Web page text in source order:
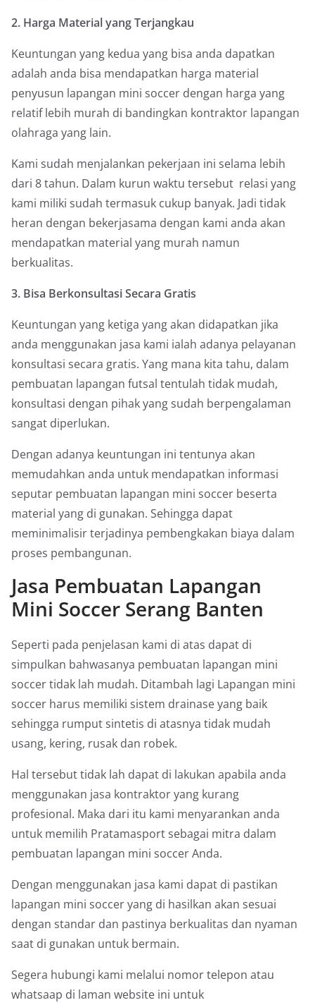
2. Harga Material yang Terjangkau
Keuntungan yang kedua yang bisa anda dapatkan
adalah anda bisa mendapatkan harga material
penyusun lapangan mini soccer dengan harga yang
relatif lebih murah di bandingkan kontraktor lapangan
olahraga yang lain.
Kami sudah menjalankan pekerjaan ini selama lebih
dari 8 tahun. Dalam kurun waktu tersebut relasi yang
kami miliki sudah termasuk cukup banyak. Jadi tidak
heran dengan bekerjasama dengan kami anda akan
mendapatkan material yang murah namun
berkualitas.
3. Bisa Berkonsultasi Secara Gratis
Keuntungan yang ketiga yang akan didapatkan jika
anda menggunakan jasa kami ialah adanya pelayanan
konsultasi secara gratis. Yang mana kita tahu, dalam
pembuatan lapangan futsal tentulah tidak mudah,
konsultasi dengan pihak yang sudah berpengalaman
sangat diperlukan.
Dengan adanya keuntungan ini tentunya akan
memudahkan anda untuk mendapatkan informasi
seputar pembuatan lapangan mini soccer beserta
material yang di gunakan. Sehingga dapat
meminimalisir terjadinya pembengkakan biaya dalam
proses pembangunan.
Jasa Pembuatan Lapangan
Mini Soccer Serang Banten
Seperti pada penjelasan kami di atas dapat di
simpulkan bahwasanya pembuatan lapangan mini
soccer tidak lah mudah. Ditambah lagi Lapangan mini
soccer harus memiliki sistem drainase yang baik
sehingga rumput sintetis di atasnya tidak mudah
usang, kering, rusak dan robek.
Hal tersebut tidak lah dapat di lakukan apabila anda
menggunakan jasa kontraktor yang kurang
profesional. Maka dari itu kami menyarankan anda
untuk memilih Pratamasport sebagai mitra dalam
pembuatan lapangan mini soccer Anda.
Dengan menggunakan jasa kami dapat di pastikan
lapangan mini soccer yang di hasilkan akan sesuai
dengan standar dan pastinya berkualitas dan nyaman
saat di gunakan untuk bermain.
Segera hubungi kami melalui nomor telepon atau
whatsaap di laman website ini untuk